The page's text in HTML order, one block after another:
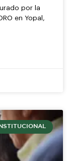
por la
en Yopal,